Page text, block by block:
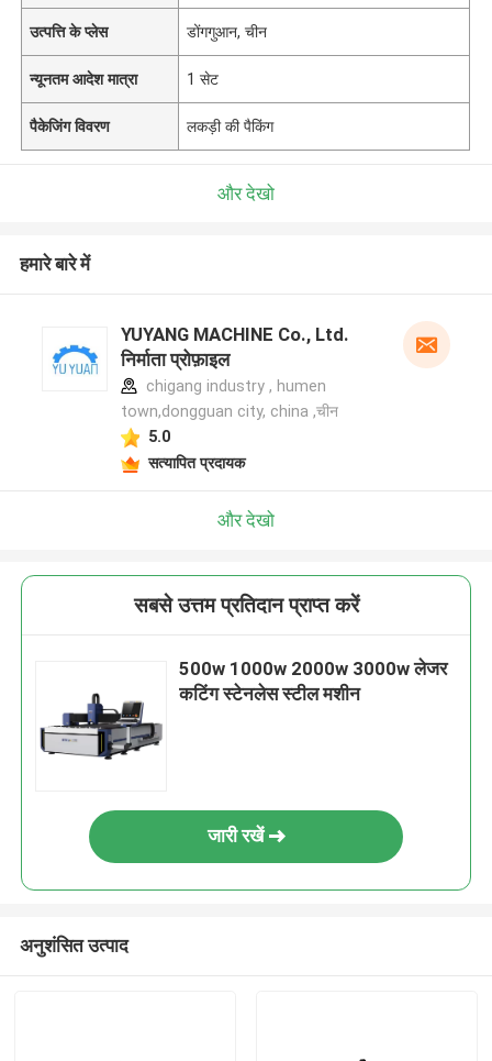
उत्पत्ति के प्लेस डोंगगुआन, चीन
न्यूनतम आदेश मात्रा 1 सेट
पैकेजिंग विवरण लकड़ी की पैकिंग
और देखो
हमारे बारे में
YUYANG MACHINE Co., Ltd.
निर्माता प्रोफ़ाइल
chigang industry , humen
town,dongguan city, china ,चीन
5.0
सत्यापित प्रदायक
और देखो
सबसे उत्तम प्रतिदान प्राप्त करें
500w 1000w 2000w 3000w लेजर
कटिंग स्टेनलेस स्टील मशीन
जारी रखें
अनुशंसित उत्पाद